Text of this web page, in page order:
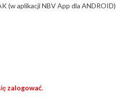
(w aplikacji NBV App dla ANDROID)
zalogować.